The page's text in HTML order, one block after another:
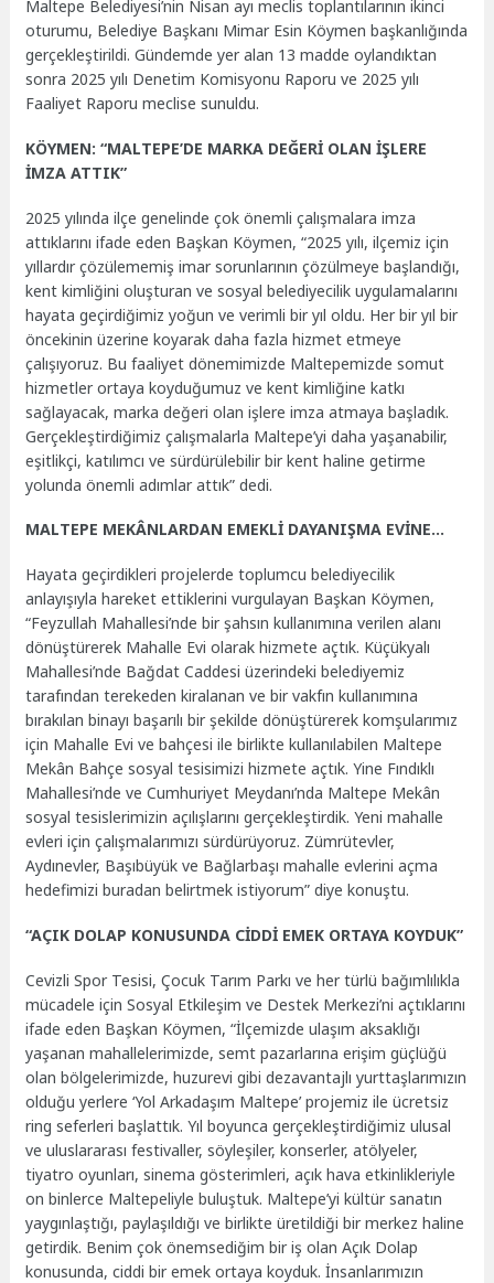
Maltepe Belediyesi’nin Nisan ayı meclis toplantılarının ikinci
oturumu, Belediye Başkanı Mimar Esin Köymen başkanlığında
gerçekleştirildi. Gündemde yer alan 13 madde oylandıktan
sonra 2025 yılı Denetim Komisyonu Raporu ve 2025 yılı
Faaliyet Raporu meclise sunuldu.
KÖYMEN: “MALTEPE’DE MARKA DEĞERİ OLAN İŞLERE
İMZA ATTIK”
2025 yılında ilçe genelinde çok önemli çalışmalara imza
attıklarını ifade eden Başkan Köymen, “2025 yılı, ilçemiz için
yıllardır çözülememiş imar sorunlarının çözülmeye başlandığı,
kent kimliğini oluşturan ve sosyal belediyecilik uygulamalarını
hayata geçirdiğimiz yoğun ve verimli bir yıl oldu. Her bir yıl bir
öncekinin üzerine koyarak daha fazla hizmet etmeye
çalışıyoruz. Bu faaliyet dönemimizde Maltepemizde somut
hizmetler ortaya koyduğumuz ve kent kimliğine katkı
sağlayacak, marka değeri olan işlere imza atmaya başladık.
Gerçekleştirdiğimiz çalışmalarla Maltepe’yi daha yaşanabilir,
eşitlikçi, katılımcı ve sürdürülebilir bir kent haline getirme
yolunda önemli adımlar attık” dedi.
MALTEPE MEKÂNLARDAN EMEKLİ DAYANIŞMA EVİNE…
Hayata geçirdikleri projelerde toplumcu belediyecilik
anlayışıyla hareket ettiklerini vurgulayan Başkan Köymen,
“Feyzullah Mahallesi’nde bir şahsın kullanımına verilen alanı
dönüştürerek Mahalle Evi olarak hizmete açtık. Küçükyalı
Mahallesi’nde Bağdat Caddesi üzerindeki belediyemiz
tarafından terekeden kiralanan ve bir vakfın kullanımına
bırakılan binayı başarılı bir şekilde dönüştürerek komşularımız
için Mahalle Evi ve bahçesi ile birlikte kullanılabilen Maltepe
Mekân Bahçe sosyal tesisimizi hizmete açtık. Yine Fındıklı
Mahallesi’nde ve Cumhuriyet Meydanı’nda Maltepe Mekân
sosyal tesislerimizin açılışlarını gerçekleştirdik. Yeni mahalle
evleri için çalışmalarımızı sürdürüyoruz. Zümrütevler,
Aydınevler, Başıbüyük ve Bağlarbaşı mahalle evlerini açma
hedefimizi buradan belirtmek istiyorum” diye konuştu.
“AÇIK DOLAP KONUSUNDA CİDDİ EMEK ORTAYA KOYDUK”
Cevizli Spor Tesisi, Çocuk Tarım Parkı ve her türlü bağımlılıkla
mücadele için Sosyal Etkileşim ve Destek Merkezi’ni açtıklarını
ifade eden Başkan Köymen, “İlçemizde ulaşım aksaklığı
yaşanan mahallelerimizde, semt pazarlarına erişim güçlüğü
olan bölgelerimizde, huzurevi gibi dezavantajlı yurttaşlarımızın
olduğu yerlere ‘Yol Arkadaşım Maltepe’ projemiz ile ücretsiz
ring seferleri başlattık. Yıl boyunca gerçekleştirdiğimiz ulusal
ve uluslararası festivaller, söyleşiler, konserler, atölyeler,
tiyatro oyunları, sinema gösterimleri, açık hava etkinlikleriyle
on binlerce Maltepeliyle buluştuk. Maltepe’yi kültür sanatın
yaygınlaştığı, paylaşıldığı ve birlikte üretildiği bir merkez haline
getirdik. Benim çok önemsediğim bir iş olan Açık Dolap
konusunda, ciddi bir emek ortaya koyduk. İnsanlarımızın